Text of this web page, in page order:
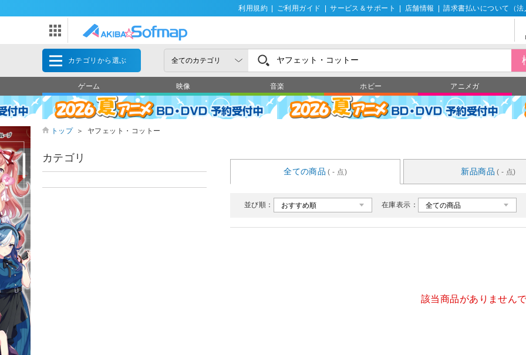
利用規約 ご利用ガイド サービス＆サポート 店舗情報 請求書払いについて（法
カテゴリから選ぶ
ゲーム 映像 音楽 ホビー アニメガ
トップ ＞ ヤフェット・コットー
全ての商品 ( - 点) 新品商品 ( - 点)
並び順： 在庫表示：
該当商品がありません
カテゴリ